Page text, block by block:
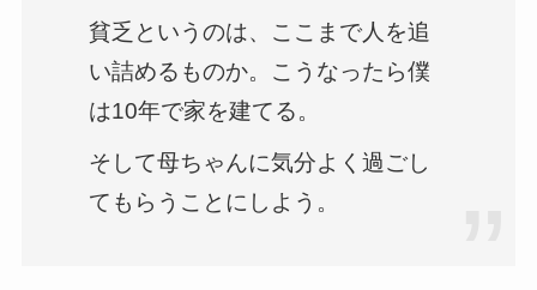
貧乏というのは、ここまで人を追
い詰めるものか。こうなったら僕
は10年で家を建てる。
そして母ちゃんに気分よく過ごし
てもらうことにしよう。